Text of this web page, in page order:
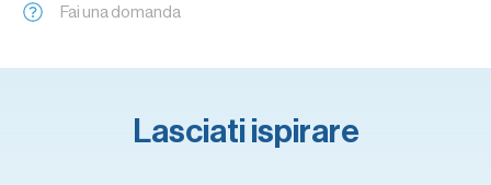
Fai una domanda
Lasciati ispirare